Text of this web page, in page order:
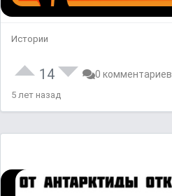
Истории
14 0 комментариев
5 лет назад